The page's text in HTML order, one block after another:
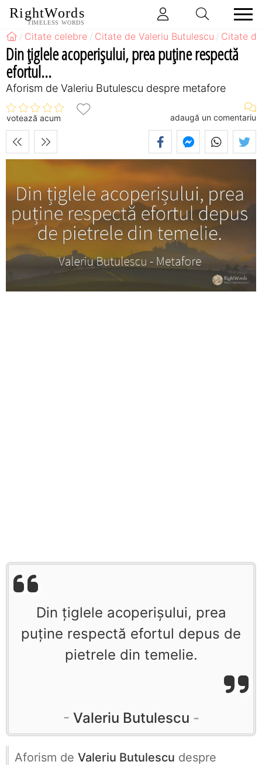
RightWords
TIMELESS WORDS
Citate celebre Citate de Valeriu Butulescu Citate
Din țiglele acoperișului, prea puține respectă
efortul...
Aforism de Valeriu Butulescu despre metafore
votează acum adaugă un comentariu
Din țiglele acoperișului, prea
puține respectă efortul depus de
pietrele din temelie.
Valeriu Butulescu
Aforism de Valeriu Butulescu despre